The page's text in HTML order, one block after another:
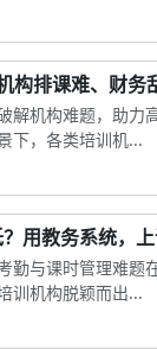
构排课难、财务
解机构难题，助力
下，各类培训机...
用教务系统，
勤与课时管理难题
训机构脱颖而出...